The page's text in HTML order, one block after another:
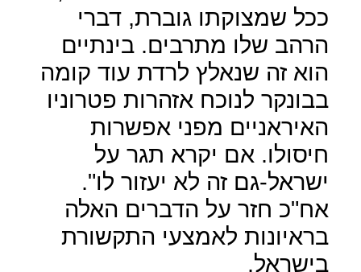
ככל שמצוקתו גוברת, דברי
הרהב שלו מתרבים. בינתיים
הוא זה שנאלץ לרדת עוד קומה
בבונקר לנוכח אזהרות פטרוניו
האיראניים מפני אפשרות
חיסולו. אם יקרא תגר על
ישראל-גם זה לא יעזור לו".
אח"כ חזר על הדברים האלה
בראיונות לאמצעי התקשורת
בישראל.